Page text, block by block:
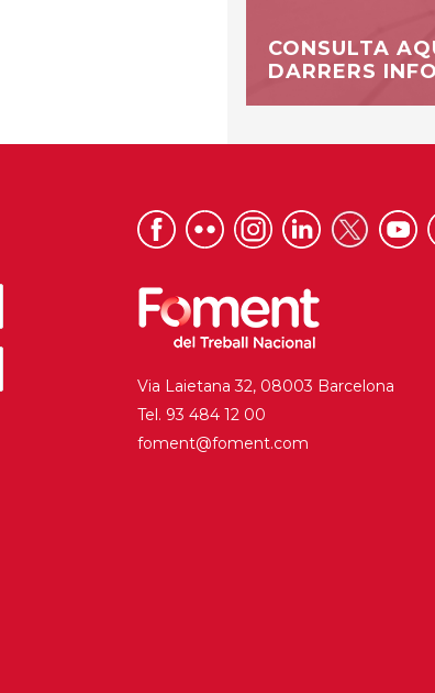
CONSULTA
DARRERS
Via Laietana 32, 08003 Barcelona
Tel. 93 484 12 00
foment@foment.com